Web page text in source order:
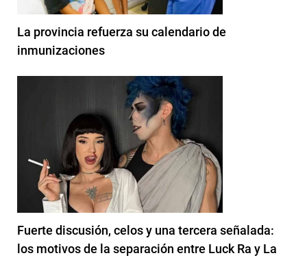
La provincia refuerza su calendario de
inmunizaciones
Fuerte discusión, celos y una tercera señalada:
los motivos de la separación entre Luck Ra y La